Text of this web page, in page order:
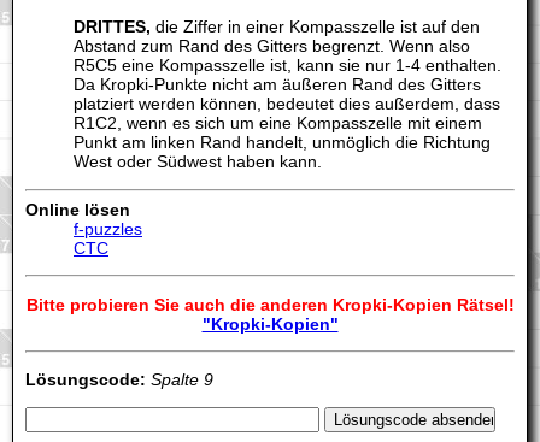
DRITTES, die Ziffer in einer Kompasszelle ist auf den
Abstand zum Rand des Gitters begrenzt. Wenn also
R5C5 eine Kompasszelle ist, kann sie nur 1-4 enthalten.
Da Kropki-Punkte nicht am äußeren Rand des Gitters
platziert werden können, bedeutet dies außerdem, dass
R1C2, wenn es sich um eine Kompasszelle mit einem
Punkt am linken Rand handelt, unmöglich die Richtung
West oder Südwest haben kann.
Online lösen
f-puzzles
CTC
Bitte probieren Sie auch die anderen Kropki-Kopien Rätsel!
"Kropki-Kopien"
Lösungscode: Spalte 9